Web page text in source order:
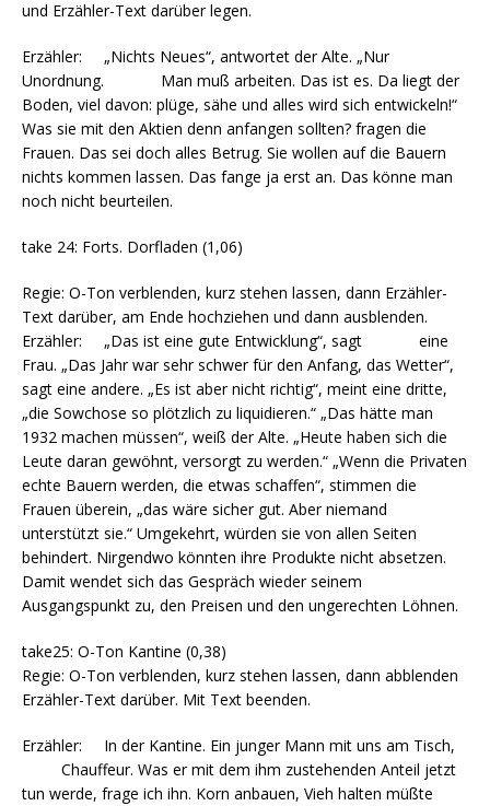
und Erzähler-Text darüber legen.
Erzähler: „Nichts Neues“, antwortet der Alte. „Nur
Unordnung. Man muß arbeiten. Das ist es. Da liegt der
Boden, viel davon: plüge, sähe und alles wird sich entwickeln!“
Was sie mit den Aktien denn anfangen sollten? fragen die
Frauen. Das sei doch alles Betrug. Sie wollen auf die Bauern
nichts kommen lassen. Das fange ja erst an. Das könne man
noch nicht beurteilen.
take 24: Forts. Dorfladen (1,06)
Regie: O-Ton verblenden, kurz stehen lassen, dann Erzähler-
Text darüber, am Ende hochziehen und dann ausblenden.
Erzähler: „Das ist eine gute Entwicklung“, sagt eine
Frau. „Das Jahr war sehr schwer für den Anfang, das Wetter“,
sagt eine andere. „Es ist aber nicht richtig“, meint eine dritte,
„die Sowchose so plötzlich zu liquidieren.“ „Das hätte man
1932 machen müssen“, weiß der Alte. „Heute haben sich die
Leute daran gewöhnt, versorgt zu werden.“ „Wenn die Privaten
echte Bauern werden, die etwas schaffen“, stimmen die
Frauen überein, „das wäre sicher gut. Aber niemand
unterstützt sie.“ Umgekehrt, würden sie von allen Seiten
behindert. Nirgendwo könnten ihre Produkte nicht absetzen.
Damit wendet sich das Gespräch wieder seinem
Ausgangspunkt zu, den Preisen und den ungerechten Löhnen.
take25: O-Ton Kantine (0,38)
Regie: O-Ton verblenden, kurz stehen lassen, dann abblenden
Erzähler-Text darüber. Mit Text beenden.
Erzähler: In der Kantine. Ein junger Mann mit uns am Tisch,
Chauffeur. Was er mit dem ihm zustehenden Anteil jetzt
tun werde, frage ich ihn. Korn anbauen, Vieh halten müßte